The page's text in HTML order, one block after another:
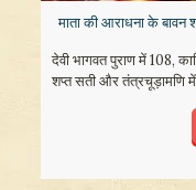
माता की आराधना के बावन
देवी भागवत पुराण में 108,
शप्त सती और तंत्रचूड़ामणि में